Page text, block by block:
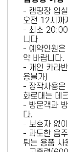
- 캠핑장 입
오전 12시까
- 최소 20:00
니다
- 예약인원은
약 바랍니다.
- 개인 카라
용불가)
- 장작사용은
화로대는 데
- 방문객과
다.
- 보호자 없
- 과도한 음
튀는 용품 사